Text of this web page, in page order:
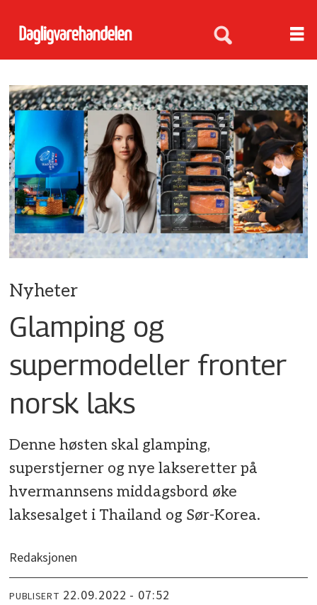
Nyheter
Glamping og
supermodeller fronter
norsk laks
Denne høsten skal glamping,
superstjerner og nye lakseretter på
hvermannsens middagsbord øke
laksesalget i Thailand og Sør-Korea.
Redaksjonen
PUBLISERT 22.09.2022 - 07:52